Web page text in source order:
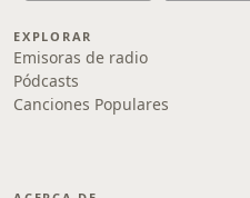
EXPLORAR
Emisoras de radio
Pódcasts
Canciones Populares